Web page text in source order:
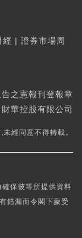
經 | 證券市場周
之憲報刊登報章
華控股有限公司
經同意不得轉載。
保彼等所提供資料
錯漏而令閣下蒙受